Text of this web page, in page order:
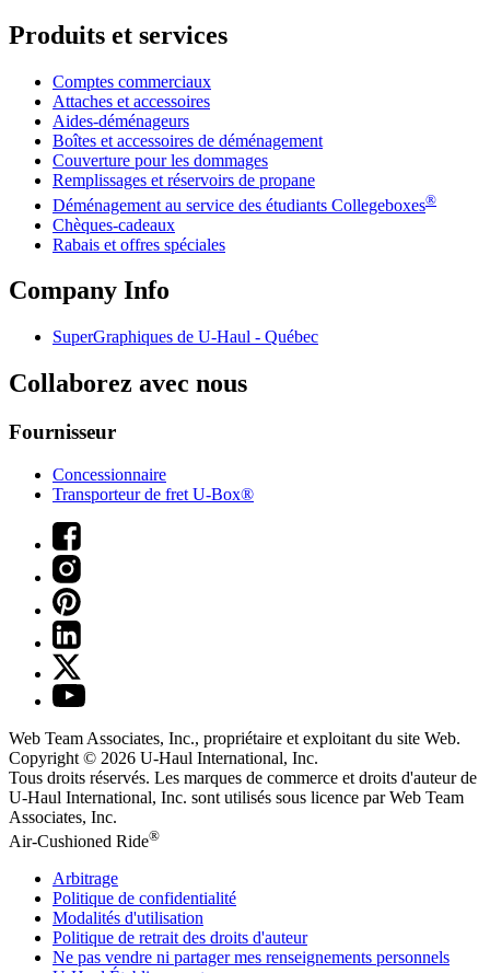
Produits et services
Comptes commerciaux
Attaches et accessoires
Aides-déménageurs
Boîtes et accessoires de déménagement
Couverture pour les dommages
Remplissages et réservoirs de propane
Déménagement au service des étudiants Collegeboxes®
Chèques-cadeaux
Rabais et offres spéciales
Company Info
SuperGraphiques de U-Haul - Québec
Collaborez avec nous
Fournisseur
Concessionnaire
Transporteur de fret U-Box®
Web Team Associates, Inc., propriétaire et exploitant du site Web.
Copyright © 2026 U-Haul International, Inc.
Tous droits réservés. Les marques de commerce et droits d'auteur de
U-Haul International, Inc. sont utilisés sous licence par Web Team
Associates, Inc.
Air-Cushioned Ride®
Arbitrage
Politique de confidentialité
Modalités d'utilisation
Politique de retrait des droits d'auteur
Ne pas vendre ni partager mes renseignements personnels